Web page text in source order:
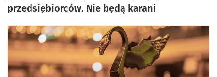
przedsiębiorców. Nie będą karani